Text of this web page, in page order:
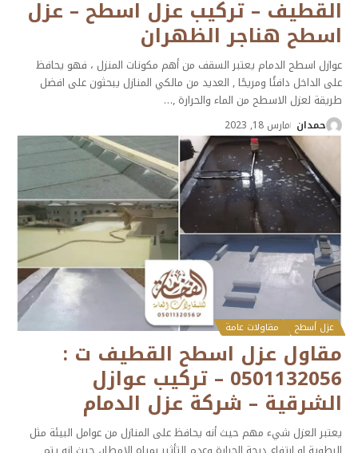
القطيف – تركيب عزل اسطح – عزل
اسطح هناجر الظهران
عوازل اسطح الدمام يعتبر السقف من أهم مكونات المنزل ، فهو يحافظ
على الداخل دافئًا ومريحًا , العديد من مالكي المنازل يبحثون على افضل
طريقة لعزل الاسطح من الماء والحرارة ,…
حمدان مارس 18, 2023
عزل أسطح مقاولات عامة
مقاول عزل اسطح القطيف ت :
0501132056 – تركيب عوازل
الشرقية – شركة عزل الدمام
يعتبر العزل شيء مهم حيث أنه يحافظ على المنازل من عوامل البيئة مثل